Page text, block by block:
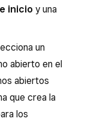
inicio y una
un
abierto en el
abiertos
que crea la
los